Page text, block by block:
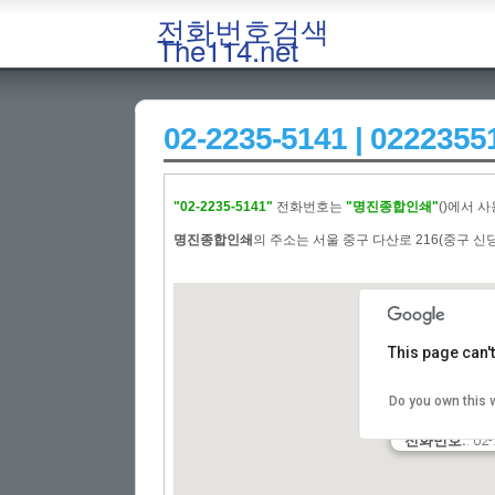
전화번호검색
The114.net
02-2235-5141 |
"02-2235-5141" 전화번호는 "명진종합인쇄"()에서 사
명진종합인쇄 의 주소는 서울 중구 다산로 216(중구 신
업체명::명진
: 서울
전화번호::
This page
Do you own this